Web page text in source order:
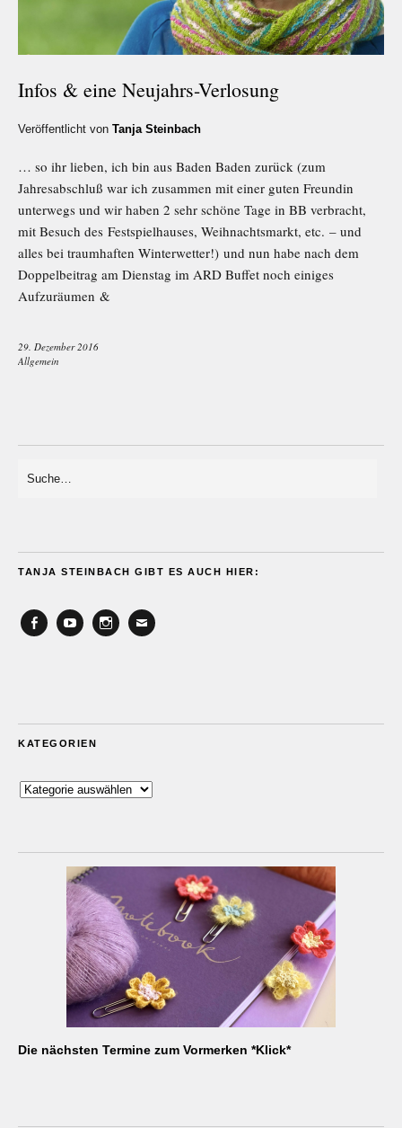
Infos & eine Neujahrs-Verlosung
Veröffentlicht von Tanja Steinbach
… so ihr lieben, ich bin aus Baden Baden zurück (zum
Jahresabschluß war ich zusammen mit einer guten Freundin
unterwegs und wir haben 2 sehr schöne Tage in BB verbracht,
mit Besuch des Festspielhauses, Weihnachtsmarkt, etc. – und
alles bei traumhaften Winterwetter!) und nun habe nach dem
Doppelbeitrag am Dienstag im ARD Buffet noch einiges
Aufzuräumen &
29. Dezember 2016
Allgemein
TANJA STEINBACH GIBT ES AUCH HIER:
KATEGORIEN
Kategorien
Die nächsten Termine zum Vormerken *Klick*